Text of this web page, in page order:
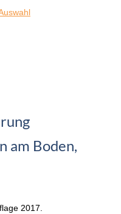
am Boden,
2017.